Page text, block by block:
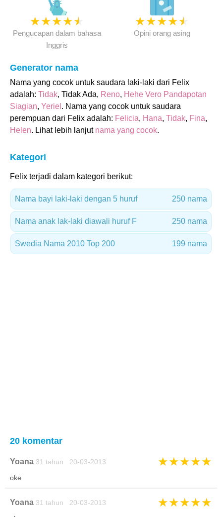
★★★★★
Pengucapan dalam bahasa
Inggris
★★★★★
Opini orang asing
Generator nama
Nama yang cocok untuk saudara laki-laki dari Felix
adalah: Tidak, Tidak Ada, Reno, Hehe Vero Pandapotan
Siagian, Yeriel . Nama yang cocok untuk saudara
perempuan dari Felix adalah: Felicia, Hana, Tidak, Fina,
Helen. Lihat lebih lanjut nama yang cocok.
Kategori
Felix terjadi dalam kategori berikut:
Nama bayi laki-laki dengan 5 huruf 250 nama
Nama anak lak-laki diawali huruf F 250 nama
Swedia Nama 2010 Top 200 199 nama
20 komentar
Yoana 31 tahun 20-03-2013 ★★★★★
oke
Yoana 31 tahun 20-03-2013 ★★★★★